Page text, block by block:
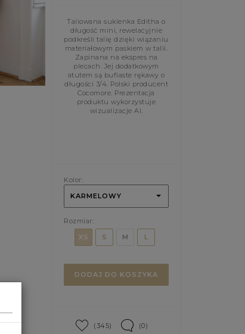
Taliowana sukienka Editha o
długość mini, rewelacyjnie
podkreśli talię dzięki wiązaniu
materiałowym paskiem w talii.
Zapinana na ekspres na
plecach. Jej dodatkowym
atutem są bufiaste rękawy o
długości 3/4. Polski producent
Cocomore. Prezentacja
produktu wykorzystuje
wizualizacje AI.
Kolor:
KARMELOWY
Rozmiar:
XS
S M L
DODAJ DO KOSZYKA
(345) (0)